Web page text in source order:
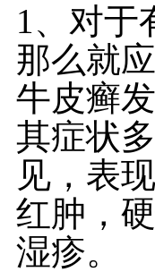
1、对于
那么就
牛皮癣
其症状
见，表
红肿，
湿疹。